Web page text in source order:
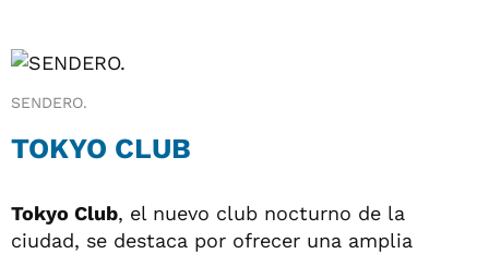
SENDERO.
TOKYO CLUB
Tokyo Club, el nuevo club nocturno de la
ciudad, se destaca por ofrecer una amplia